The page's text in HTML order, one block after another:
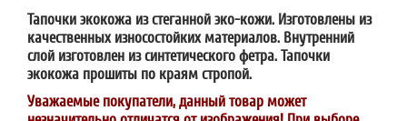
Тапочки экокожа из стеганной эко-кожи. Изготовлены из
качественных износостойких материалов. Внутренний
слой изготовлен из синтетического фетра. Тапочки
экокожа прошиты по краям стропой.
Уважаемые покупатели, данный товар может